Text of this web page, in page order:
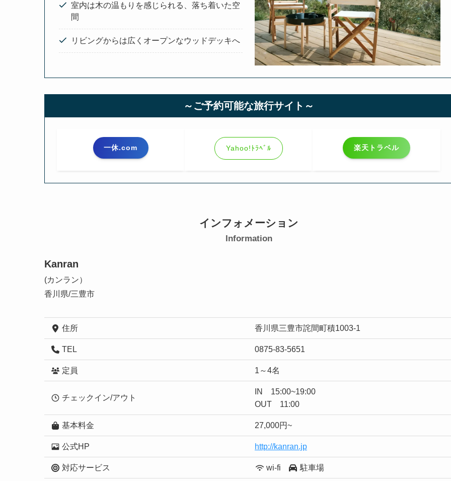
室内は木の温もりを感じられる、落ち着いた空
間
リビングからは広くオープンなウッドデッキへ
～ご予約可能な旅行サイト～
一休.com Yahoo!ﾄﾗﾍﾞﾙ 楽天トラベル
インフォメーション
Information
Kanran
(カンラン）
香川県/三豊市
住所 香川県三豊市詫間町積1003-1
TEL 0875-83-5651
定員 1～4名
チェックイン/アウト
IN 15:00~19:00
OUT 11:00
基本料金 27,000円~
公式HP http://kanran.jp
対応サービス wi-fi 駐車場